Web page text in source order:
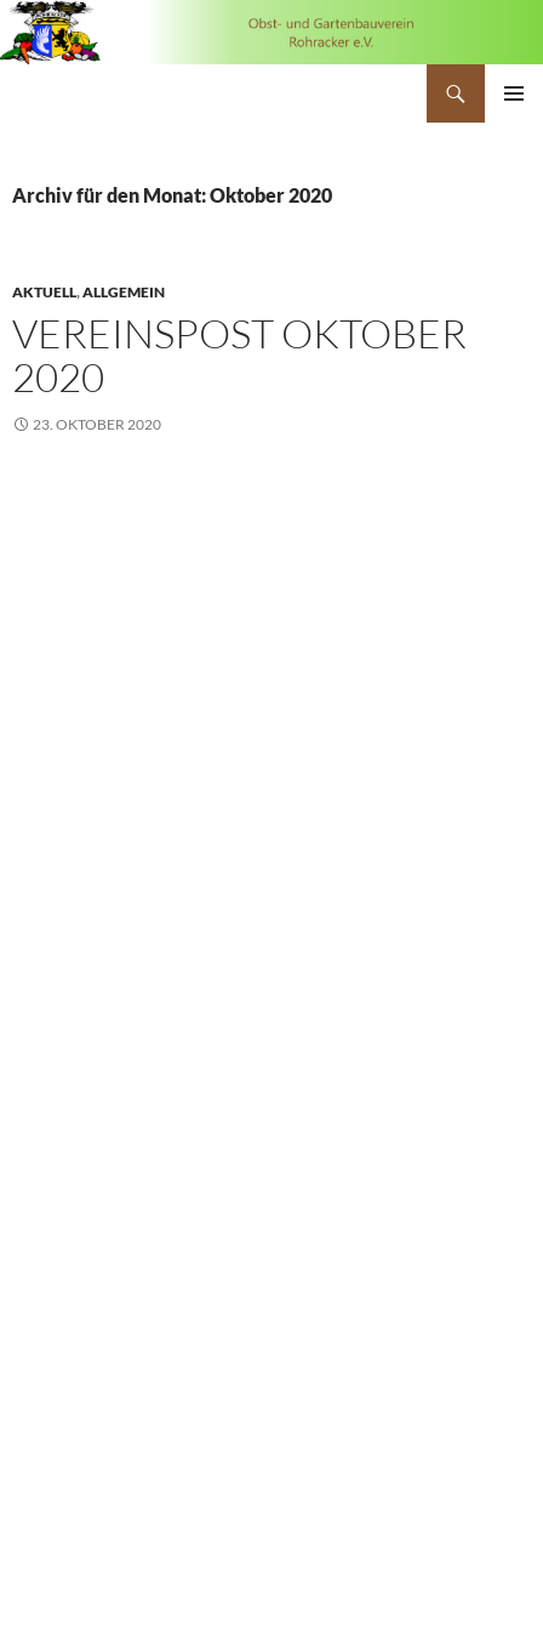
Archiv für den Monat: Oktober 2020
AKTUELL,ALLGEMEIN
VEREINSPOST OKTOBER
2020
23. OKTOBER 2020